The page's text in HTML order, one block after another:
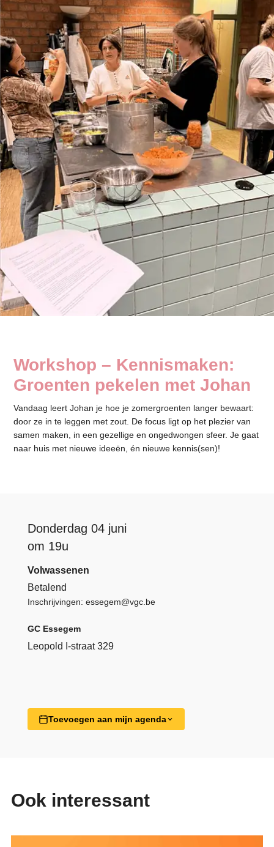
Workshop – Kennismaken:
Groenten pekelen met Johan
Vandaag leert Johan je hoe je zomer­groenten langer bewaart:
door ze in te leggen met zout. De focus ligt op het plezier van
samen maken, in een gezel­lige en ongedwongen sfeer. Je gaat
naar huis met nieuwe ideeën, én nieuwe kennis(sen)!
Donderdag 04 juni
om 19u
Volwassenen
Betalend
Inschrijvingen: essegem@vgc.be
GC Essegem
Leopold I-straat 329
Toevoegen aan mijn agenda
Ook interessant